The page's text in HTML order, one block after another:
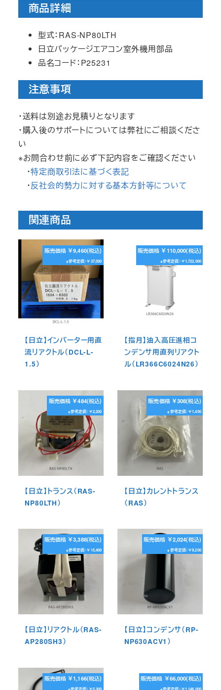
商品詳細
型式：RAS-NP80LTH
日立パッケージエアコン室外機用部品
品名コード：P25231
注意事項
・送料は別途お見積りとなります
・購入後のサポートについては弊社にご相談くださ
い
※お問合わせ前に必ず下記内容をご確認ください
・特定商取引法に基づく表記
・反社会的勢力に対する基本方針等について
関連商品
販売価格 ￥9,460(税込)
※参考定価：￥37,000
【日立】インバーター用直
流リアクトル（DCL-L-
1.5）
販売価格 ￥110,000(税込)
※参考定価：￥1,722,000
【指月】油入高圧進相コ
ンデンサ用直列リアクト
ル（LR366C6024N26）
販売価格 ￥484(税込)
※参考定価：￥2,200
【日立】トランス（RAS-
NP80LTH）
販売価格 ￥308(税込)
※参考定価：￥1,400
【日立】カレントトランス
（RAS）
販売価格 ￥3,388(税込)
※参考定価：￥15,400
【日立】リアクトル（RAS-
AP280SH3）
販売価格 ￥2,024(税込)
※参考定価：￥9,200
【日立】コンデンサ（RP-
NP630ACV1）
販売価格 ￥1,166(税込)
※参考定価：￥5,300
販売価格 ￥66,000(税込)
※参考定価：￥1,146,000